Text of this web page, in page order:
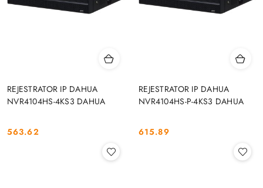
REJESTRATOR IP DAHUA
NVR4104HS-4KS3 DAHUA
Cena:
563.62
REJESTRATOR IP DAHUA
NVR4104HS-P-4KS3 DAHUA
Cena:
615.89